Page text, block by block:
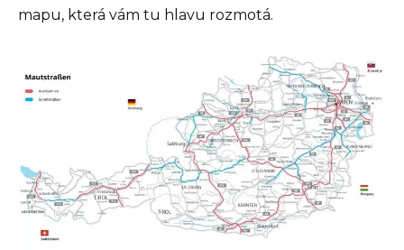
mapu, která vám tu hlavu rozmotá.